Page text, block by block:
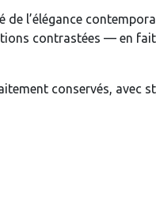
de l’élégance
contrastées — en
conservés, avec